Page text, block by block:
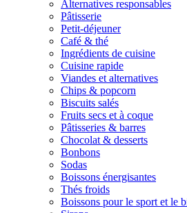
Alternatives responsables
Pâtisserie
Petit-déjeuner
Café & thé
Ingrédients de cuisine
Cuisine rapide
Viandes et alternatives
Chips & popcorn
Biscuits salés
Fruits secs et à coque
Pâtisseries & barres
Chocolat & desserts
Bonbons
Sodas
Boissons énergisantes
Thés froids
Boissons pour le sport et le